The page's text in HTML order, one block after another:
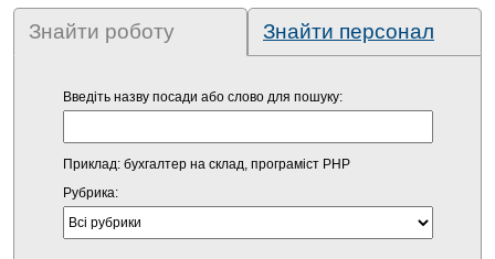
Знайти роботу Знайти персонал
Введіть назву посади або слово для пошуку:
Приклад: бухгалтер на склад, програміст PHP
Рубрика: